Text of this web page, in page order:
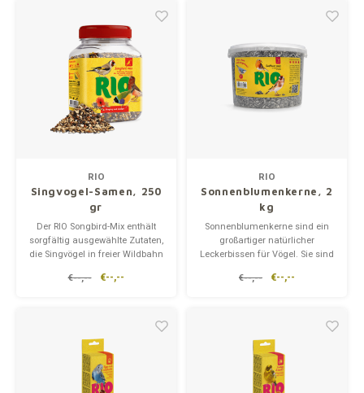
bioverfügbaren Form.
zu pflücken.
RIO
Singvogel-Samen, 250
gr
Der RIO Songbird-Mix enthält
sorgfältig ausgewählte Zutaten,
die Singvögel in freier Wildbahn
ist reich an pflanzlichen
biologisch aktiven Naturstoffen,
die
€--,-- €--,--
RIO
Sonnenblumenkerne, 2
kg
Sonnenblumenkerne sind ein
großartiger natürlicher
Leckerbissen für Vögel. Sie sind
was sie zu einer perfekten
hervorragend zur Fütterung von
Haustieren und zum Befüllen
von Futter
€--,-- €--,--